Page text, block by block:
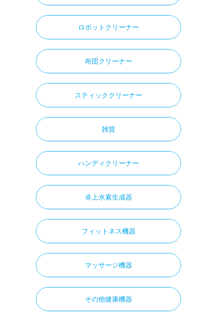
ロボットクリーナー
布団クリーナー
スティッククリーナー
雑貨
ハンディクリーナー
卓上水素生成器
フィットネス機器
マッサージ機器
その他健康機器